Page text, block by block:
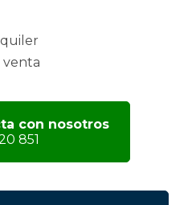
venta
con nosotros
851